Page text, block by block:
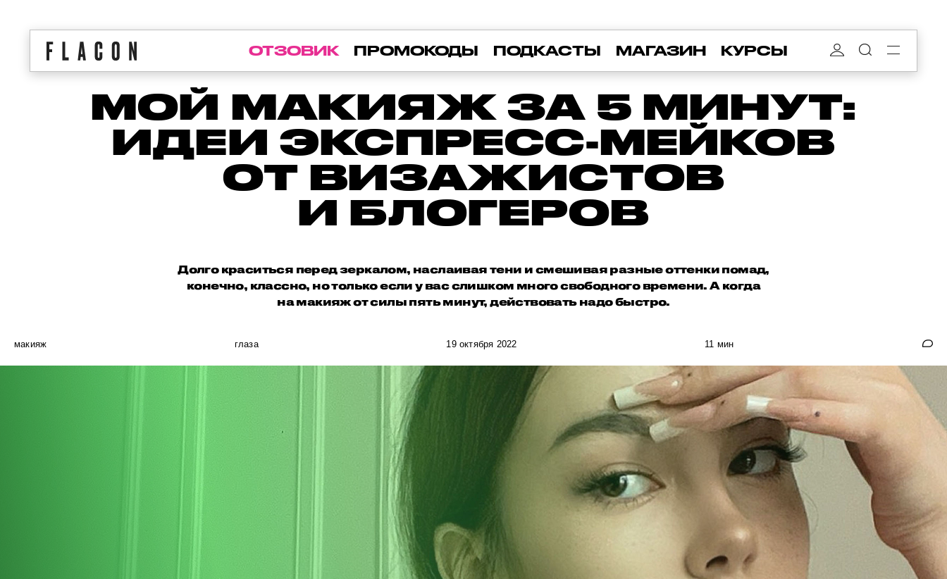
ОТЗОВИК ПРОМОКОДЫ ПОДКАСТЫ МАГАЗИН КУРСЫ
МОЙ МАКИЯЖ ЗА 5 МИНУТ:
ИДЕИ ЭКСПРЕСС-МЕЙКОВ
ОТ ВИЗАЖИСТОВ
И БЛОГЕРОВ
Долго краситься перед зеркалом, наслаивая тени и смешивая разные оттенки помад,
конечно, классно, но только если у вас слишком много свободного времени. А когда
на макияж от силы пять минут, действовать надо быстро.
макияж глаза 19 октября 2022 11 мин